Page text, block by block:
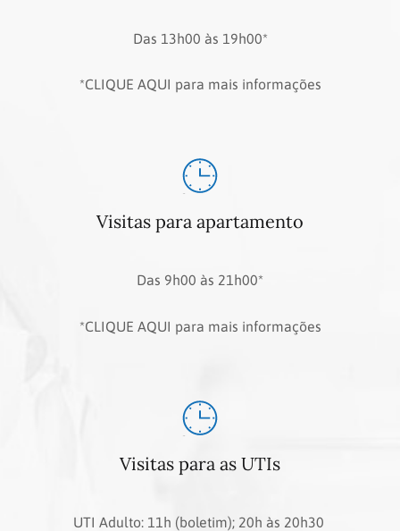
Das 13h00 às 19h00*
*CLIQUE AQUI para mais informações
Visitas para apartamento
Das 9h00 às 21h00*
*CLIQUE AQUI para mais informações
Visitas para as UTIs
UTI Adulto: 11h (boletim); 20h às 20h30